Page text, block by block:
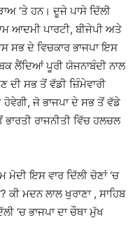
‘ਤੇ ਹਨ। ਦੂਜੇ ਪਾਸੇ ਦਿੱਲੀ
ਆਦਮੀ ਪਾਰਟੀ, ਬੀਜੇਪੀ ਅਤੇ
ਸਭ ਦੇ ਵਿਚਕਾਰ ਭਾਜਪਾ ਇਸ
ਲੈਂਦਿਆਂ ਪੂਰੀ ਯੋਜਨਾਬੰਦੀ ਨਾਲ
ਦੀ ਸਭ ਤੋਂ ਵੱਡੀ ਜ਼ਿੰਮੇਵਾਰੀ
ਜੋ ਭਾਜਪਾ ਦੇ ਸਭ ਤੋਂ ਵੱਡੇ
ਰਾਜਨੀਤੀ ਵਿੱਚ ਹਲਚਲ
ਮੋਦੀ ਇਸ ਵਾਰ ਦਿੱਲੀ ਚੋਣਾਂ ‘ਚ
ਮਦਨ ਲਾਲ ਖੁਰਾਣਾ , ਸਾਹਿਬ
‘ਚ ਭਾਜਪਾ ਦਾ ਚੌਥਾ ਮੁੱਖ